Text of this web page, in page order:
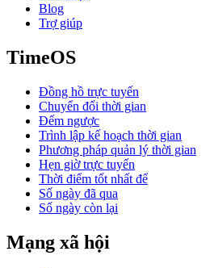
Blog
Trợ giúp
TimeOS
Đồng hồ trực tuyến
Chuyển đổi thời gian
Đếm ngược
Trình lập kế hoạch thời gian
Phương pháp quản lý thời gian
Hẹn giờ trực tuyến
Thời điểm tốt nhất để
Số ngày đã qua
Số ngày còn lại
Mạng xã hội